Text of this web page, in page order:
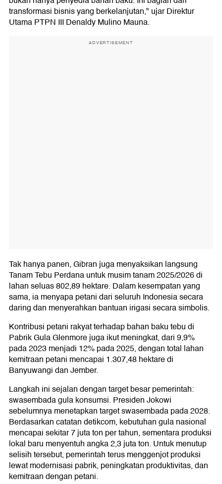
transformasi bisnis yang berkelanjutan," ujar Direktur
Utama PTPN III Denaldy Mulino Mauna.
ADVERTISEMENT
Tak hanya panen, Gibran juga menyaksikan langsung
Tanam Tebu Perdana untuk musim tanam 2025/2026 di
lahan seluas 802,89 hektare. Dalam kesempatan yang
sama, ia menyapa petani dari seluruh Indonesia secara
daring dan menyerahkan bantuan irigasi secara simbolis.
Kontribusi petani rakyat terhadap bahan baku tebu di
Pabrik Gula Glenmore juga ikut meningkat, dari 9,9%
pada 2023 menjadi 12% pada 2025, dengan total lahan
kemitraan petani mencapai 1.307,48 hektare di
Banyuwangi dan Jember.
Langkah ini sejalan dengan target besar pemerintah:
swasembada gula konsumsi. Presiden Jokowi
sebelumnya menetapkan target swasembada pada 2028.
Berdasarkan catatan detikcom, kebutuhan gula nasional
mencapai sekitar 7 juta ton per tahun, sementara produksi
lokal baru menyentuh angka 2,3 juta ton. Untuk menutup
selisih tersebut, pemerintah terus menggenjot produksi
lewat modernisasi pabrik, peningkatan produktivitas, dan
kemitraan dengan petani.